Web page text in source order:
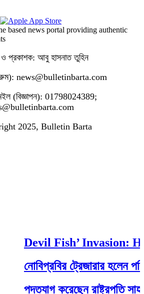
based news portal providing authentic
প্রকাশক: আবু হাসনাত তুহিন
news@bulletinbarta.com
(বিজ্ঞাপন): 01798024389;
2025, Bulletin Barta
Devil Fish’ Invasion:
নোবিপ্রবির ট্রেজারার হলেন
পদত্যাগ করেছেন রাষ্ট্রপতি